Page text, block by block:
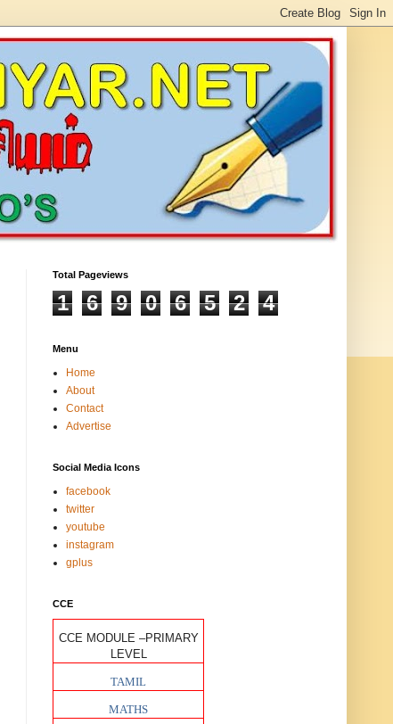
Total Pageviews
1 6 9 0 6 5 2 4
Menu
Home
About
Contact
Advertise
Social Media Icons
facebook
twitter
youtube
instagram
gplus
CCE
CCE MODULE –PRIMARY
LEVEL
TAMIL
MATHS